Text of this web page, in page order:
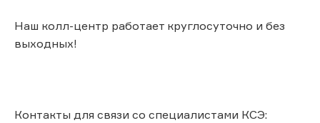
Наш колл-центр работает круглосуточно и без
выходных!
Контакты для связи со специалистами КСЭ: